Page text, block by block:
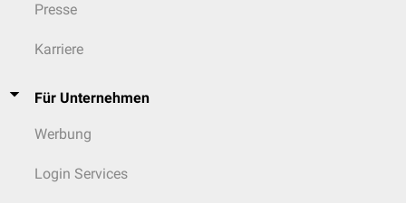
Presse
Karriere
Für Unternehmen
Werbung
Login Services